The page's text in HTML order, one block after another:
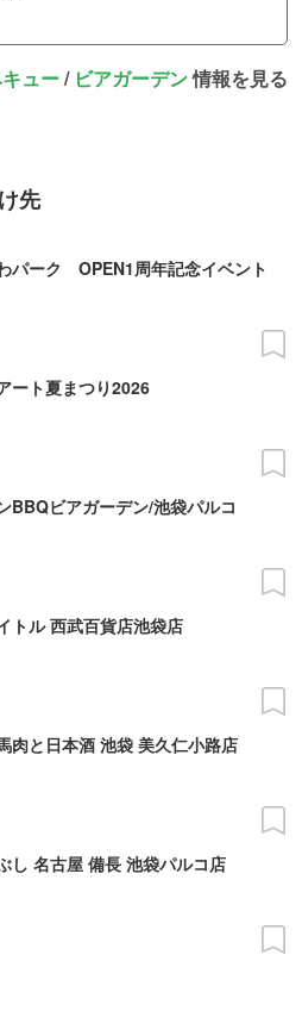
ュー/ ビアガーデン情報を見る
先
パーク OPEN1周年記念イベント
ート夏まつり2026
BBQビアガーデン/池袋パルコ
トル 西武百貨店池袋店
肉と日本酒 池袋 美久仁小路店
し 名古屋 備長 池袋パルコ店